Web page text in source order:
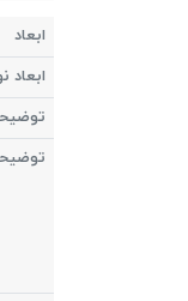
ابعاد
ابعاد